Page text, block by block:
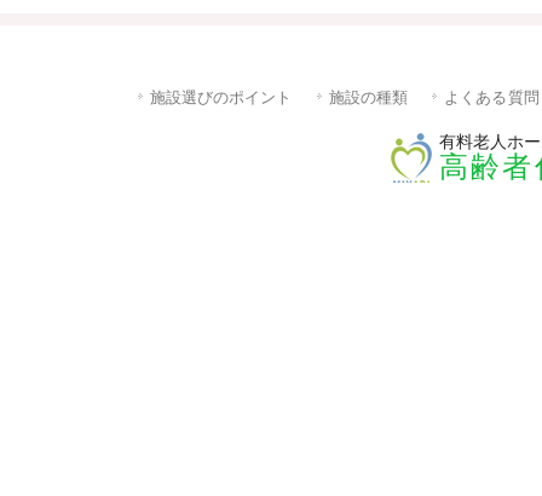
施設選びのポイント 施設の種類 よくある質問
有料老人ホ
高齢